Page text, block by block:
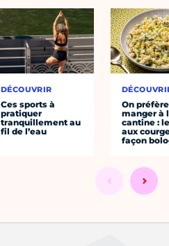
DÉCOUVRIR
Ces sports à
pratiquer
tranquillement au
fil de l’eau
On préfère
manger à
cantine :
aux
façon